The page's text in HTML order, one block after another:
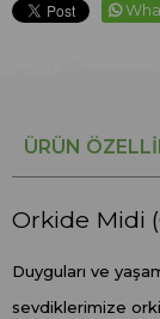
ÜRÜN
Orkide Midi
Duyguları ve
sevdiklerimize